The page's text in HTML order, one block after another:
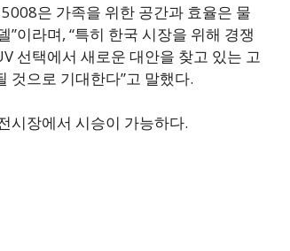
은 가족을 위한 공간과 효율은 물
이라며, “특히 한국 시장을 위해 경쟁
선택에서 새로운 대안을 찾고 있는 고
것으로 기대한다”고 말했다.
시장에서 시승이 가능하다.